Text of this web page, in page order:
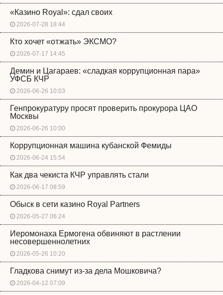
«Казино Royal»: сдал своих
2026-07-28 18:44
Кто хочет «отжать» ЭКСМО?
2026-07-17 14:45
Демин и Цагараев: «сладкая коррупционная пара»
УФСБ КЧР
2026-06-26 10:03
Генпрокуратуру просят проверить прокурора ЦАО
Москвы
2026-06-26 10:00
Коррупционная машина кубанской Фемиды
2026-06-24 15:54
Как два чекиста КЧР управлять стали
2026-06-17 08:59
Обыск в сети казино Royal Partners
2026-05-27 06:24
Иеромонаха Ермогена обвиняют в растлении
несовершеннолетних
2026-05-26 10:20
Гладкова снимут из-за дела Мошковича?
2026-04-12 07:09